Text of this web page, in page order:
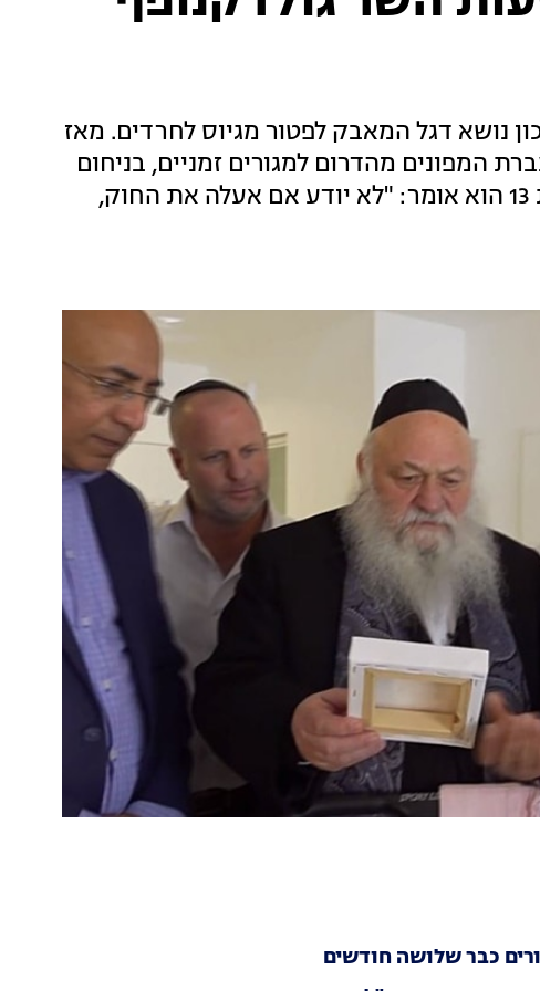
נושא דגל המאבק לפטור מגיוס לחרדים. מאז
המפונים מהדרום למגורים זמניים, בניחום
משפחות שכולות ובחיזוק חיילים. לחדשות 13 הוא אומר: "לא יודע אם אעלה את החוק,
כבר שלושה חודשים